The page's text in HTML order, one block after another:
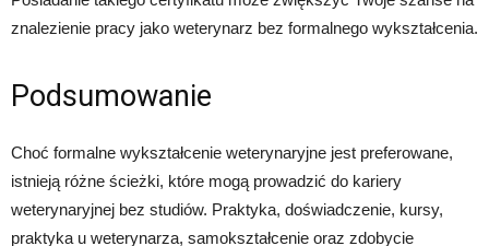
znalezienie pracy jako weterynarz bez formalnego wykształcenia.
Podsumowanie
Choć formalne wykształcenie weterynaryjne jest preferowane,
istnieją różne ścieżki, które mogą prowadzić do kariery
weterynaryjnej bez studiów. Praktyka, doświadczenie, kursy,
praktyka u weterynarza, samokształcenie oraz zdobycie